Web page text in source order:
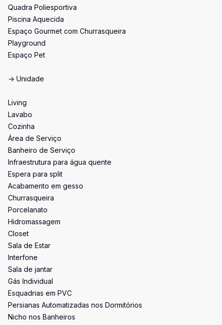
Quadra Poliesportiva
Piscina Aquecida
Espaço Gourmet com Churrasqueira
Playground
Espaço Pet
-> Unidade
Living
Lavabo
Cozinha
Área de Serviço
Banheiro de Serviço
Infraestrutura para água quente
Espera para split
Acabamento em gesso
Churrasqueira
Porcelanato
Hidromassagem
Closet
Sala de Estar
Interfone
Sala de jantar
Gás Individual
Esquadrias em PVC
Persianas Automatizadas nos Dormitórios
Nicho nos Banheiros